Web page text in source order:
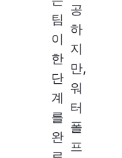
팀
이
한
단
계
를
완
공
하
지
만,
워
터
폴
프